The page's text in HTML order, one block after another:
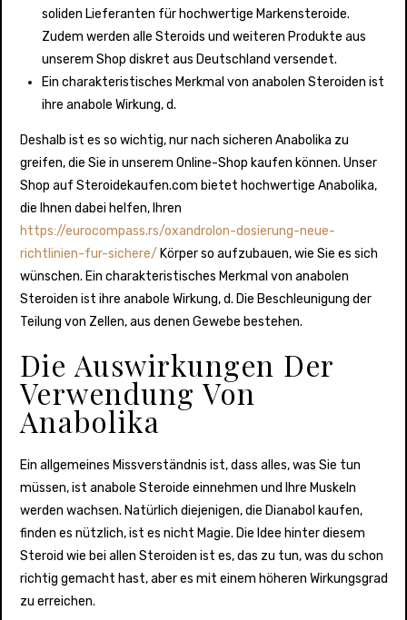
soliden Lieferanten für hochwertige Markensteroide.​
Zudem werden alle Steroids und weiteren Produkte aus
unserem Shop diskret aus Deutschland versendet.
Ein charakteristisches Merkmal von anabolen Steroiden ist
ihre anabole Wirkung, d.
Deshalb ist es so wichtig, nur nach sicheren Anabolika zu
greifen, die Sie in unserem Online-Shop kaufen können. Unser
Shop auf Steroidekaufen.com bietet hochwertige Anabolika,
die Ihnen dabei helfen, Ihren
https://eurocompass.rs/oxandrolon-dosierung-neue-
richtlinien-fur-sichere/ Körper so aufzubauen, wie Sie es sich
wünschen. Ein charakteristisches Merkmal von anabolen
Steroiden ist ihre anabole Wirkung, d. Die Beschleunigung der
Teilung von Zellen, aus denen Gewebe bestehen.
Die Auswirkungen Der
Verwendung Von
Anabolika
Ein allgemeines Missverständnis ist, dass alles, was Sie tun
müssen, ist anabole Steroide einnehmen und Ihre Muskeln
werden wachsen. Natürlich diejenigen, die Dianabol kaufen,
finden es nützlich, ist es nicht Magie. Die Idee hinter diesem
Steroid wie bei allen Steroiden ist es, das zu tun, was du schon
richtig gemacht hast, aber es mit einem höheren Wirkungsgrad
zu erreichen.